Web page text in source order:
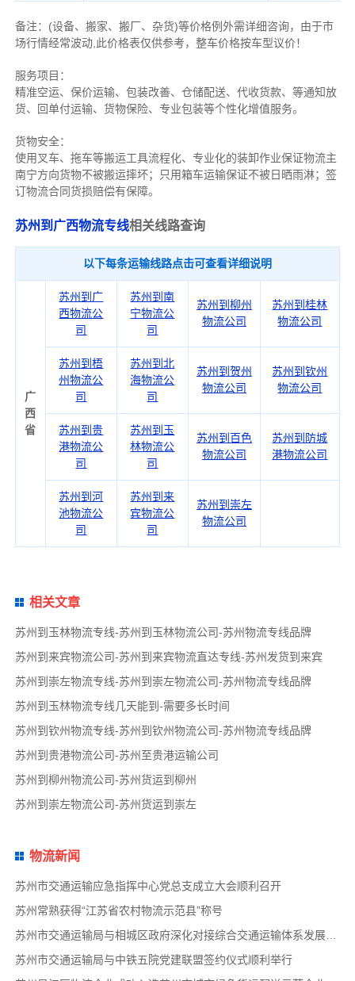
备注： (设备、搬家、搬厂、杂货)等价格例外需详细咨询，由于市
场行情经常波动,此价格表仅供参考，整车价格按车型议价！
服务项目：
精准空运、保价运输、包装改善、仓储配送、代收货款、等通知放
货、回单付运输、货物保险、专业包装等个性化增值服务。
货物安全：
使用叉车、拖车等搬运工具流程化、专业化的装卸作业保证物流主
南宁方向货物不被搬运摔坏；只用箱车运输保证不被日晒雨淋；签
订物流合同货损赔偿有保障。
苏州到广西物流专线相关线路查询
以下每条运输线路点击可查看详细说明
广
西
省
苏州到广
西物流公
司
苏州到南
宁物流公
司
苏州到柳州
物流公司
苏州到桂林
物流公司
苏州到梧
州物流公
司
苏州到北
海物流公
司
苏州到贺州
物流公司
苏州到钦州
物流公司
苏州到贵
港物流公
司
苏州到玉
林物流公
司
苏州到百色
物流公司
苏州到防城
港物流公司
苏州到河
池物流公
司
苏州到来
宾物流公
司
苏州到崇左
物流公司
相关文章
苏州到玉林物流专线-苏州到玉林物流公司-苏州物流专线品牌
苏州到来宾物流公司-苏州到来宾物流直达专线-苏州发货到来宾
苏州到崇左物流专线-苏州到崇左物流公司-苏州物流专线品牌
苏州到玉林物流专线几天能到-需要多长时间
苏州到钦州物流专线-苏州到钦州物流公司-苏州物流专线品牌
苏州到贵港物流公司-苏州至贵港运输公司
苏州到柳州物流公司-苏州货运到柳州
苏州到崇左物流公司-苏州货运到崇左
物流新闻
苏州市交通运输应急指挥中心党总支成立大会顺利召开
苏州常熟获得“江苏省农村物流示范县”称号
苏州市交通运输局与相城区政府深化对接综合交通运输体系发展事宜
苏州市交通运输局与中铁五院党建联盟签约仪式顺利举行